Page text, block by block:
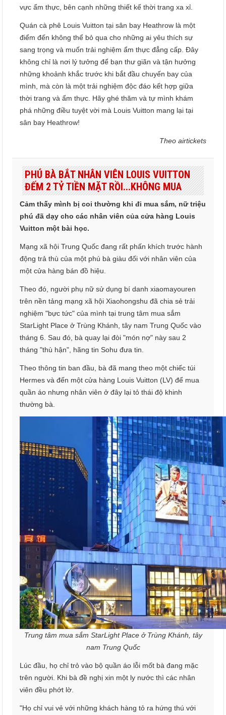
vực ẩm thực, bên cạnh những thiết kế thời trang xa xỉ.
Quán cà phê Louis Vuitton tại sân bay Heathrow là một
điểm đến không thể bỏ qua cho những ai yêu thích sự
sang trọng và muốn trải nghiệm ẩm thực đẳng cấp. Đây
không chỉ là nơi lý tưởng để bạn thư giãn và tận hưởng
những khoảnh khắc trước khi bắt đầu chuyến bay của
mình, mà còn là một trải nghiệm độc đáo kết hợp giữa
thời trang và ẩm thực. Hãy ghé thăm và tự mình khám
phá những điều tuyệt vời mà Louis Vuitton mang lại tại
sân bay Heathrow!
Theo airtickets
PHÚ BÀ BẮT NHÂN VIÊN LOUIS VUITTON
ĐẾM 2 TỶ TIỀN MẶT RỒI...KHÔNG MUA
Cảm thấy mình bị coi thường khi đi mua sắm, nữ triệu
phú đã dạy cho các nhân viên của cửa hàng Louis
Vuitton một bài học.
Mạng xã hội Trung Quốc đang rất phấn khích trước hành
động trả thù của một phú bà giàu đối với nhân viên của
một cửa hàng bán đồ hiệu.
Theo đó, người phụ nữ sử dụng bí danh xiaomayouren
trên nền tảng mạng xã hội Xiaohongshu đã chia sẻ trải
nghiệm "bực tức" của mình tại trung tâm mua sắm
StarLight Place ở Trùng Khánh, tây nam Trung Quốc vào
tháng 6. Sau đó, bà quay lại đòi "món nợ" này sau 2
tháng "thù hận", hãng tin Sohu đưa tin.
Theo thông tin ban đầu, bà đã mang theo một chiếc túi
Hermes và đến một cửa hàng Louis Vuitton (LV) để mua
quần áo nhưng nhân viên ở đây lại tỏ thái độ khinh
thường bà.
Trung tâm mua sắm StarLight Place ở Trùng Khánh, tây
nam Trung Quốc
Lúc đầu, họ chỉ trỏ vào bộ quần áo lỗi mốt bà đang mặc
trên người. Khi bà đề nghị xin một ly nước thì các nhân
viên đều phớt lờ.
"Họ chỉ vui vẻ với những khách hàng tỏ ra hứng thú với